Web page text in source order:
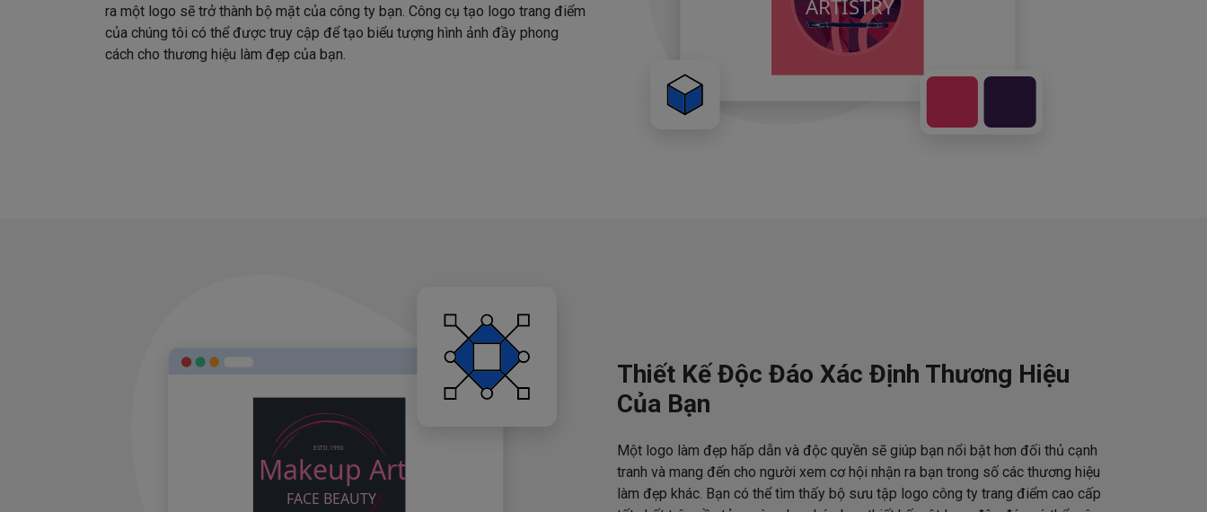
ra một logo sẽ trở thành bộ mặt của công ty bạn. Công cụ tạo logo trang điểm
của chúng tôi có thể được truy cập để tạo biểu tượng hình ảnh đầy phong
cách cho thương hiệu làm đẹp của bạn.
Thiết Kế Độc Đáo Xác Định Thương Hiệu
Của Bạn
Một logo làm đẹp hấp dẫn và độc quyền sẽ giúp bạn nổi bật hơn đối thủ cạnh
tranh và mang đến cho người xem cơ hội nhận ra bạn trong số các thương hiệu
làm đẹp khác. Bạn có thể tìm thấy bộ sưu tập logo công ty trang điểm cao cấp